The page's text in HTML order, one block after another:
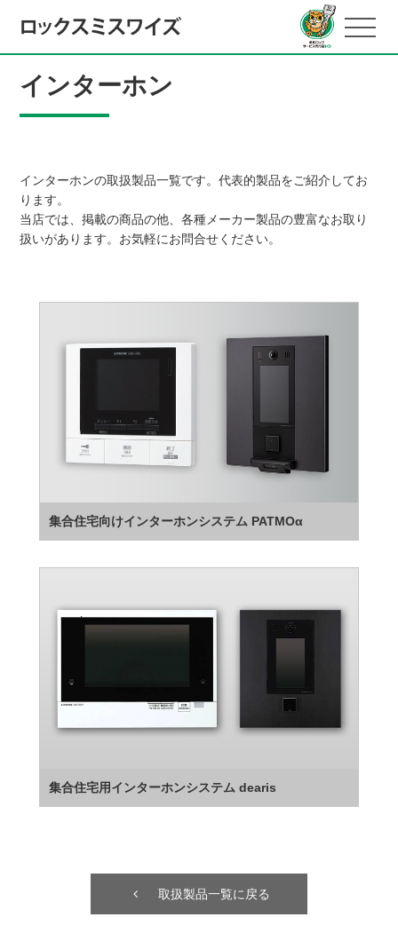
インターホン
インターホンの取扱製品一覧です。代表的製品をご紹介してお
ります。
当店では、掲載の商品の他、各種メーカー製品の豊富なお取り
扱いがあります。お気軽にお問合せください。
集合住宅向けインターホンシステム PATMOα
集合住宅用インターホンシステム dearis
取扱製品一覧に戻る